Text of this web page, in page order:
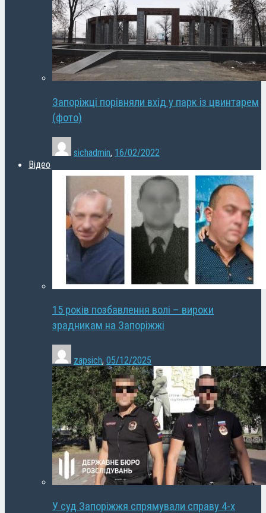
Запоріжці порівняли вхід у парк із цвинтарем
(фото)
sichadmin, 16/02/2022
Відео
15 років позбавлення волі – вироки
зрадникам на Запоріжжі
zapsich, 05/12/2025
У суд Запоріжжя спрямували справу 4-х